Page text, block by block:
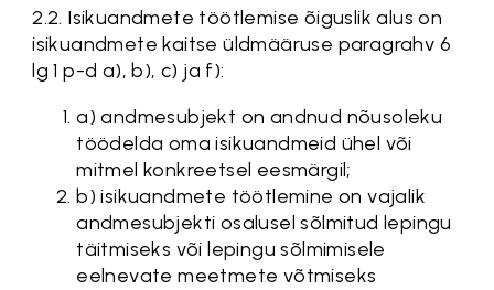
2.2. Isikuandmete töötlemise õiguslik alus on
isikuandmete kaitse üldmääruse paragrahv 6
lg 1 p-d a), b), c) ja f):
a) andmesubjekt on andnud nõusoleku
töödelda oma isikuandmeid ühel või
mitmel konkreetsel eesmärgil;
b) isikuandmete töötlemine on vajalik
andmesubjekti osalusel sõlmitud lepingu
täitmiseks või lepingu sõlmimisele
eelnevate meetmete võtmiseks